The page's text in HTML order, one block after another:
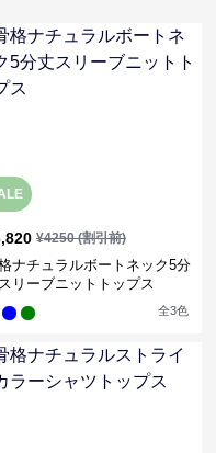
¥4250(割引前)
ナチュラルボートネック5分
リーブニットトップス
全3色